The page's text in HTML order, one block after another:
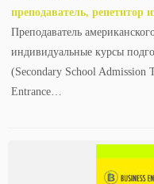
преподаватель,
Преподаватель
индивидуальные курсы
(Secondary School Admission
Entrance…